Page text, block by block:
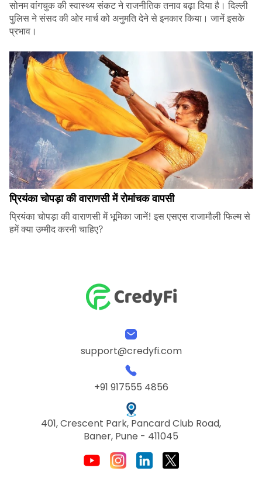
सोनम वांगचुक की स्वास्थ्य संकट ने राजनीतिक तनाव बढ़ा दिया है। दिल्ली
पुलिस ने संसद की ओर मार्च को अनुमति देने से इनकार किया। जानें इसके
प्रभाव।
प्रियंका चोपड़ा की वाराणसी में रोमांचक वापसी
प्रियंका चोपड़ा की वाराणसी में भूमिका जानें! इस एसएस राजामौली फिल्म से
हमें क्या उम्मीद करनी चाहिए?
support@credyfi.com
+91 917555 4856
401, Crescent Park, Pancard Club Road,
Baner, Pune - 411045